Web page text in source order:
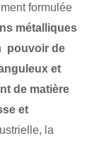
formulée
métalliques
pouvoir de
et
de matière
et
la